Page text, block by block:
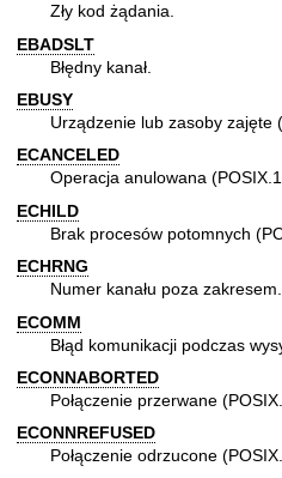
Zły kod żądania.
EBADSLT
Błędny kanał.
EBUSY
Urządzenie lub zasoby zajęte
ECANCELED
Operacja anulowana
ECHILD
Brak procesów potomnych
ECHRNG
Numer kanału poza zakresem.
ECOMM
Błąd komunikacji podczas
ECONNABORTED
Połączenie przerwane
ECONNREFUSED
Połączenie odrzucone